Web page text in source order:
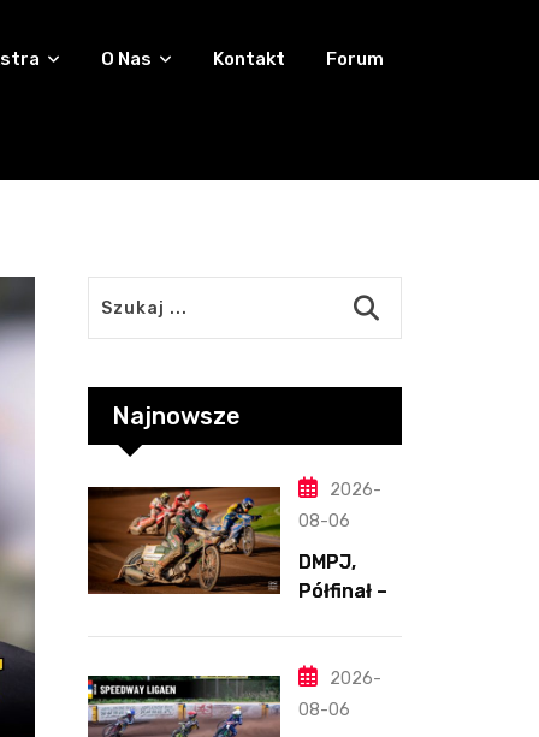
O Nas Kontakt Forum
Najnowsze
2026-
08-06
DMPJ,
Półfinał –
,
5.08.2026
2026-
08-06